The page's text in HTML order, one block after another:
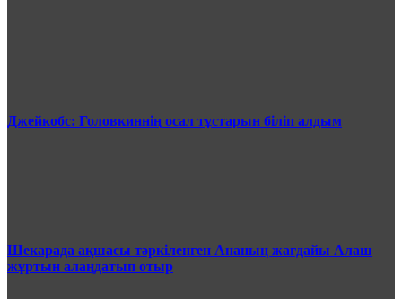
Джейкобс: Головкиннің осал тұстарын біліп алдым
Шекарада ақшасы тәркіленген Ананың жағдайы Алаш
жұртын алаңдатып отыр